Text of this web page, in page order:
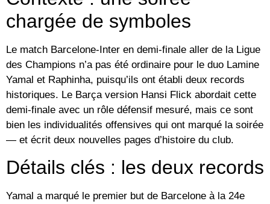
chargée de symboles
Le match Barcelone-Inter en demi-finale aller de la Ligue
des Champions n’a pas été ordinaire pour le duo Lamine
Yamal et Raphinha, puisqu’ils ont établi deux records
historiques. Le Barça version Hansi Flick abordait cette
demi-finale avec un rôle défensif mesuré, mais ce sont
bien les individualités offensives qui ont marqué la soirée
— et écrit deux nouvelles pages d’histoire du club.
Détails clés : les deux records
Yamal a marqué le premier but de Barcelone à la 24e